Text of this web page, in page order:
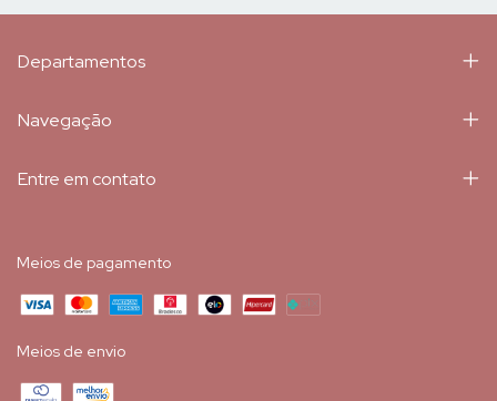
Departamentos
Navegação
Entre em contato
Meios de pagamento
Meios de envio